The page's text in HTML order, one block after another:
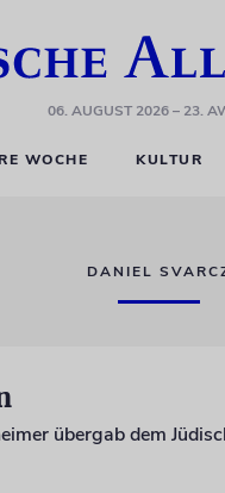
06. AUGUST 2026– 23.
WOCHE KULTUR
DANIEL